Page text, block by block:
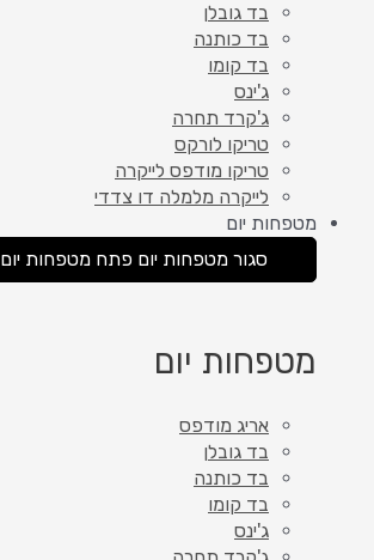
בד גובלן
בד כותנה
בד קומו
ג'ינס
ג'קרד תחרה
טריקו לורקס
טריקו מודפס לייקרה
לייקרה מלמלה דו צדדי
מטפחות יום
סגור מטפחות יום פתח מטפחות יום
מטפחות יום
אריג מודפס
בד גובלן
בד כותנה
בד קומו
ג'ינס